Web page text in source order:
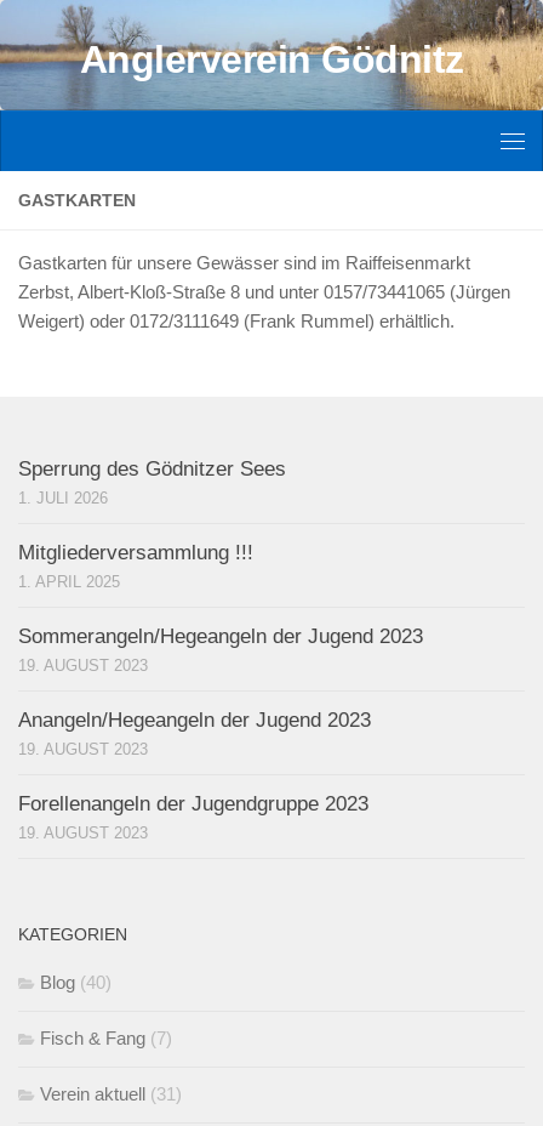
Zum Inhalt springen
Anglerverein Gödnitz
GASTKARTEN
Gastkarten für unsere Gewässer sind im Raiffeisenmarkt
Zerbst, Albert-Kloß-Straße 8 und unter 0157/73441065 (Jürgen
Weigert) oder 0172/3111649 (Frank Rummel) erhältlich.
Sperrung des Gödnitzer Sees
1. JULI 2026
Mitgliederversammlung !!!
1. APRIL 2025
Sommerangeln/Hegeangeln der Jugend 2023
19. AUGUST 2023
Anangeln/Hegeangeln der Jugend 2023
19. AUGUST 2023
Forellenangeln der Jugendgruppe 2023
19. AUGUST 2023
KATEGORIEN
Blog (40)
Fisch & Fang (7)
Verein aktuell (31)